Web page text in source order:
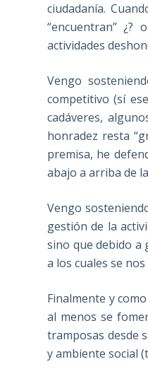
ciudadanía.
“encuentran”
actividades
Vengo
competitivo (sí
cadáveres,
honradez resta
premisa, he
abajo a arriba de
Vengo
gestión de la
sino que debido a
a los cuales se
Finalmente y
al menos se
tramposas desde
y ambiente social